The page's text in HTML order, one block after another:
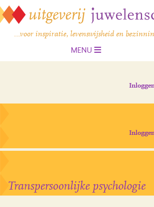
…voor inspiratie, levenswijsheid en
MENU
Transpersoonlijke psychologie